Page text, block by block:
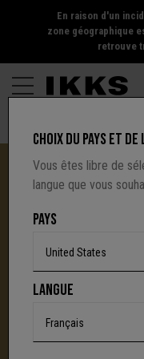
En raison d'un
zone géographique
retrouve
UNE
C'est la fin d'une
définitivement.
CHOIX DU PAYS ET
Vous êtes libre de
langue que vous
PAYS
United States
LANGUE
Français